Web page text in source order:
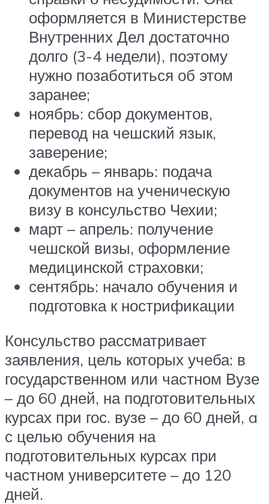
оформляется в Министерстве
Внутренних Дел достаточно
долго (3-4 недели), поэтому
нужно позаботиться об этом
заранее;
ноябрь: сбор документов,
перевод на чешский язык,
заверение;
декабрь – январь: подача
документов на ученическую
визу в консульство Чехии;
март – апрель: получение
чешской визы, оформление
медицинской страховки;
сентябрь: начало обучения и
подготовка к нострификации
Консульство рассматривает
заявления, цель которых учеба: в
государственном или частном Вузе
– до 60 дней, на подготовительных
курсах при гос. вузе – до 60 дней, a
с целью обучения на
подготовительных курсах при
частном университете – до 120
дней.